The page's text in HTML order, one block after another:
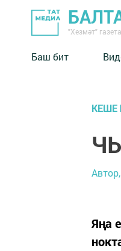
"Хезмәт"
Баш бит
КЕШЕ
Автор,
Яңа